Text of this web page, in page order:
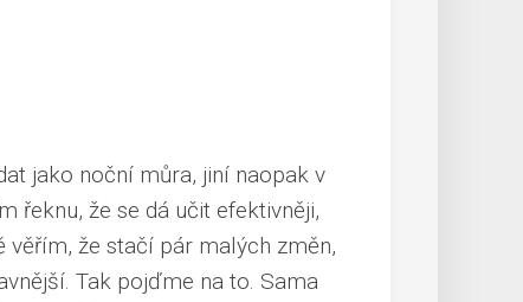
jako noční můra, jiní naopak v
řeknu, že se dá učit efektivněji,
věřím, že stačí pár malých změn,
Tak pojďme na to. Sama